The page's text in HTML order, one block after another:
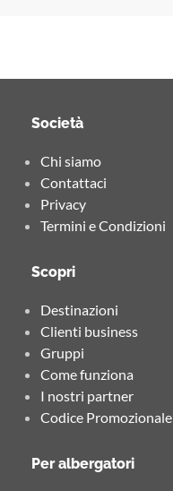
Società
Chi siamo
Contattaci
Privacy
Termini e Condizioni
Scopri
Destinazioni
Clienti business
Gruppi
Come funziona
I nostri partner
Codice Promozionale
Per albergatori